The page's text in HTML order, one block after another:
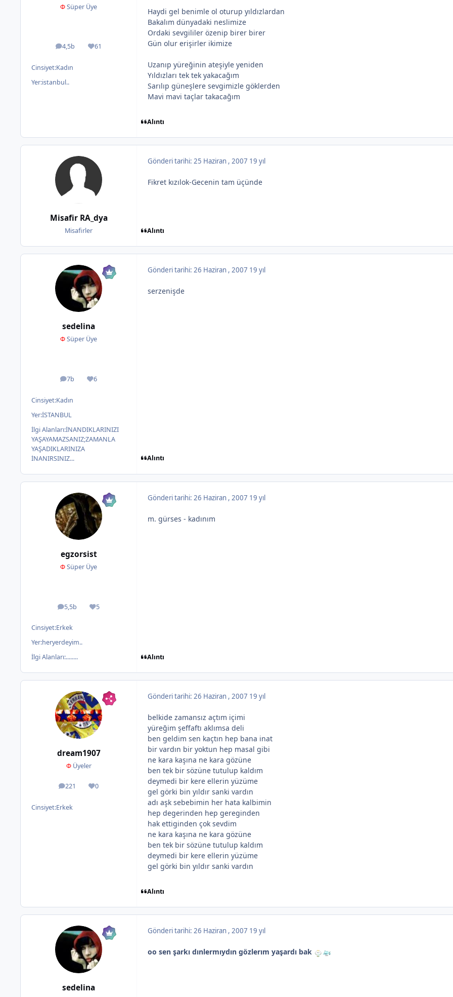
ΦSüper Üye
4,5b
ileti 61
İtibar
Cinsiyet:Kadın
Yer:istanbul..
Haydi gel benimle ol oturup yıldızlardan
Bakalım dünyadaki neslimize
Ordaki sevgililer özenip birer birer
Gün olur erişirler ikimize
Uzanıp yüreğinin ateşiyle yeniden
Yıldızları tek tek yakacağım
Sarılıp güneşlere sevgimizle göklerden
Mavi mavi taçlar takacağım
Alıntı
Misafir RA_dya
Misafirler
Gönderi tarihi: 25 Haziran , 2007 19 yıl
Fikret kızılok-Gecenin tam üçünde
Alıntı
sedelina
ΦSüper Üye
7b
ileti 6
İtibar
Cinsiyet:Kadın
Yer:İSTANBUL
İlgi Alanları:İNANDIKLARINIZI
YAŞAYAMAZSANIZ;ZAMANLA
YAŞADIKLARINIZA
İNANIRSINIZ...
Gönderi tarihi: 26 Haziran , 2007 19 yıl
serzenişde
Alıntı
egzorsist
ΦSüper Üye
5,5b
ileti 5
İtibar
Cinsiyet:Erkek
Yer:heryerdeyim..
İlgi Alanları:........
Gönderi tarihi: 26 Haziran , 2007 19 yıl
m. gürses - kadınım
Alıntı
dream1907
ΦÜyeler
221
ileti 0
İtibar
Cinsiyet:Erkek
Gönderi tarihi: 26 Haziran , 2007 19 yıl
belkide zamansız açtım içimi
yüreğim şeffaftı aklımsa deli
ben geldim sen kaçtın hep bana inat
bir vardın bir yoktun hep masal gibi
ne kara kaşına ne kara gözüne
ben tek bir sözüne tutulup kaldım
deymedi bir kere ellerin yüzüme
gel görki bin yıldır sanki vardın
adı aşk sebebimin her hata kalbimin
hep degerinden hep gereginden
hak ettiginden çok sevdim
ne kara kaşına ne kara gözüne
ben tek bir sözüne tutulup kaldım
deymedi bir kere ellerin yüzüme
gel görki bin yıldır sanki vardın
Alıntı
sedelina
Gönderi tarihi: 26 Haziran , 2007 19 yıl
oo sen şarkı dınlermıydın gözlerım yaşardı bak